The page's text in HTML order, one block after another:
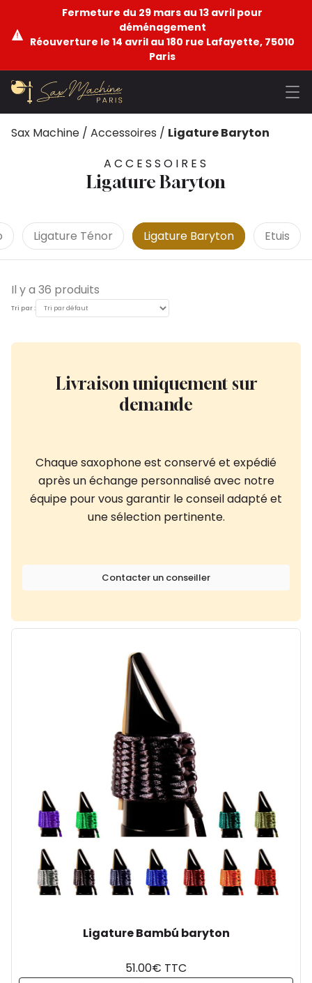
Fermeture du 29 mars au 13 avril pour
déménagement
Réouverture le 14 avril au 180 rue Lafayette, 75010
Paris
Sax Machine / Accessoires / Ligature Baryton
ACCESSOIRES
Ligature Baryton
Ligature Ténor Ligature Baryton Etuis
Il y a 36 produits
Tri par :
Livraison uniquement sur
demande
Chaque saxophone est conservé et expédié
après un échange personnalisé avec notre
équipe pour vous garantir le conseil adapté et
une sélection pertinente.
Contacter un conseiller
Ligature Bambú baryton
51.00€ TTC